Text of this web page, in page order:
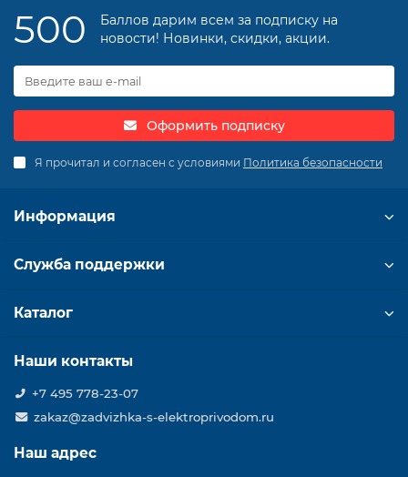
500
Баллов дарим всем за подписку на
новости! Новинки, скидки, акции.
Оформить подписку
Я прочитал и согласен с условиями Политика безопасности
Информация
Служба поддержки
Каталог
Наши контакты
+7 495 778-23-07
zakaz@zadvizhka-s-elektroprivodom.ru
Наш адрес